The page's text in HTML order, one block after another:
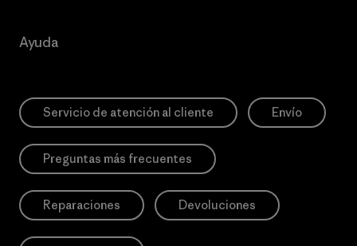
Ayuda
Servicio de atención al cliente Envío
Preguntas más frecuentes
Reparaciones Devoluciones